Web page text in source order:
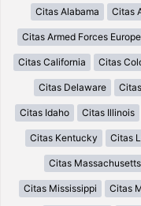
Citas Alabama Citas
Citas Armed Forces Europe
Citas California Citas
Citas Delaware
Citas Idaho Citas Illinois
Citas Kentucky Citas
Citas Massachusetts
Citas Mississippi Citas